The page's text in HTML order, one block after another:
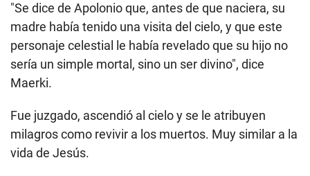
"Se dice de Apolonio que, antes de que naciera, su
madre había tenido una visita del cielo, y que este
personaje celestial le había revelado que su hijo no
sería un simple mortal, sino un ser divino", dice
Maerki.
Fue juzgado, ascendió al cielo y se le atribuyen
milagros como revivir a los muertos. Muy similar a la
vida de Jesús.